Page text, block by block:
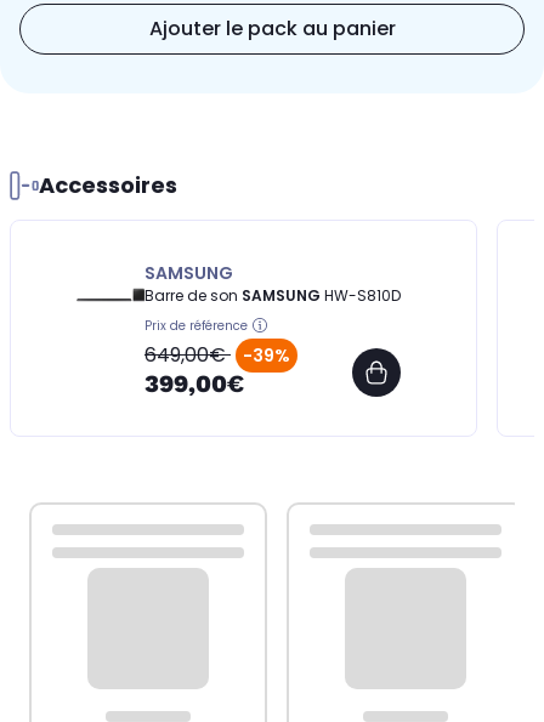
Ajouter le pack au panier
Accessoires
SAMSUNG
Barre de son SAMSUNG HW-S810D
Prix de référence
649,00€ -39%
399,00€